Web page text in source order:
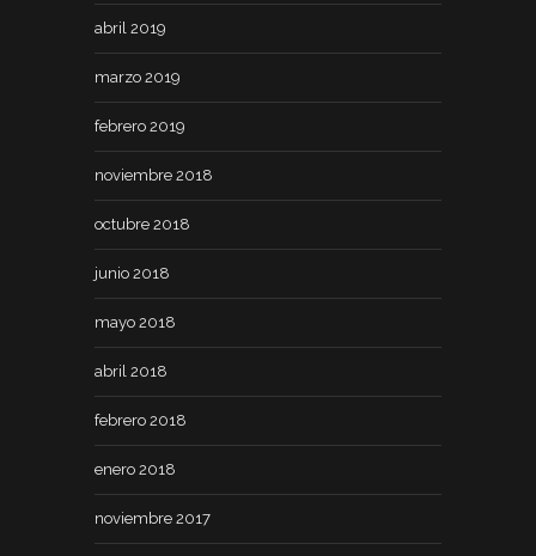
abril 2019
marzo 2019
febrero 2019
noviembre 2018
octubre 2018
junio 2018
mayo 2018
abril 2018
febrero 2018
enero 2018
noviembre 2017